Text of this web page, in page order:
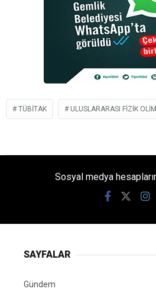
TÜBİTAK ULUSLARARASI FIZIK
Sosyal medya
SAYFALAR
Gündem